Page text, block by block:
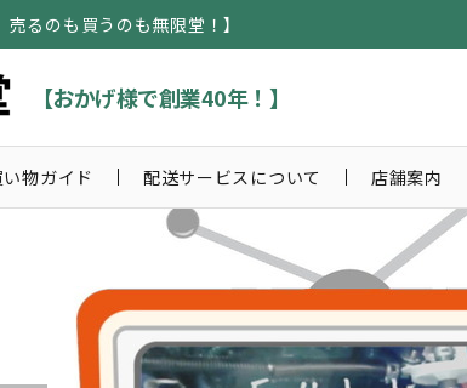
売るのも買うのも無限堂！】
【おかげ様で創業40年！】
い物ガイド 配送サービスについて 店舗案内